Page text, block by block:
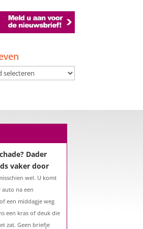
na uw
is nog steeds in
denkt u na
u 57 jaar of ouder
Dader
vaker door
wel. U komt
na een
een middagje weg
een kras of deuk die
zat. Geen briefje